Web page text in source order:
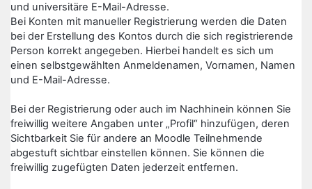
und universitäre E-Mail-Adresse.
Bei Konten mit manueller Registrierung werden die Daten
bei der Erstellung des Kontos durch die sich registrierende
Person korrekt angegeben. Hierbei handelt es sich um
einen selbstgewählten Anmeldenamen, Vornamen, Namen
und E-Mail-Adresse.
Bei der Registrierung oder auch im Nachhinein können Sie
freiwillig weitere Angaben unter „Profil“ hinzufügen, deren
Sichtbarkeit Sie für andere an Moodle Teilnehmende
abgestuft sichtbar einstellen können. Sie können die
freiwillig zugefügten Daten jederzeit entfernen.